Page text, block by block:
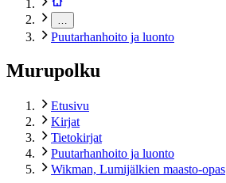
Puutarhanhoito ja luonto
Murupolku
Etusivu
Kirjat
Tietokirjat
Puutarhanhoito ja luonto
Wikman, Lumijälkien maasto-opas